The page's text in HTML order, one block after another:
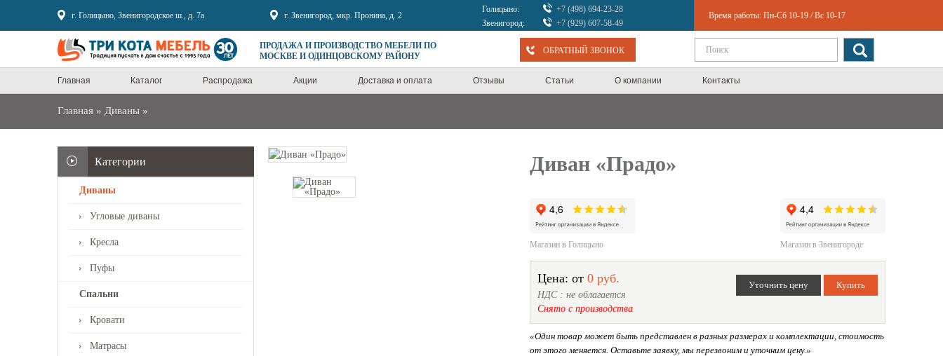
г. Голицыно, Звенигородское ш., д. 7а г. Звенигород, мкр. Пронина, д. 2
Голицыно:
+7 (498) 694-23-28
Звенигород:
+7 (929) 607-58-49
Время работы: Пн-Сб 10-19 / Вс 10-17
ПРОДАЖА И ПРОИЗВОДСТВО МЕБЕЛИ ПО
МОСКВЕ И ОДИНЦОВСКОМУ РАЙОНУ
ОБРАТНЫЙ ЗВОНОК
Главная Каталог Распродажа Акции Доставка и оплата Отзывы Статьи О компании Контакты
Главная » Диваны »
Категории
Диваны
Угловые диваны
Кресла
Пуфы
Спальни
Кровати
Матрасы
Диван «Прадо»
Магазин в Голицыно Магазин в Звенигороде
Цена: от 0 руб.
НДС : не облагается
Снято с производства
«Один товар может быть представлен в разных размерах и комплектации, стоимость
от этого меняется. Оставьте заявку, мы перезвоним и уточним цену.»